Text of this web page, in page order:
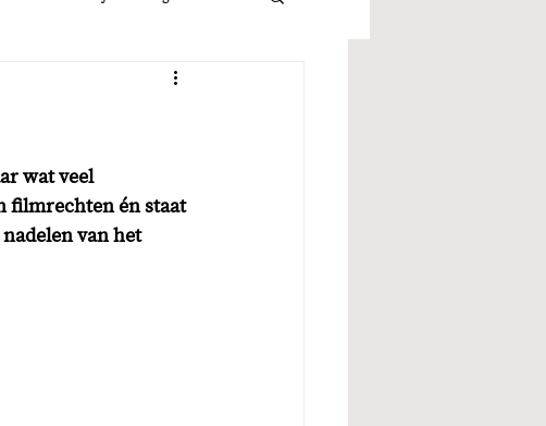
wat veel
filmrechten én staat
van het